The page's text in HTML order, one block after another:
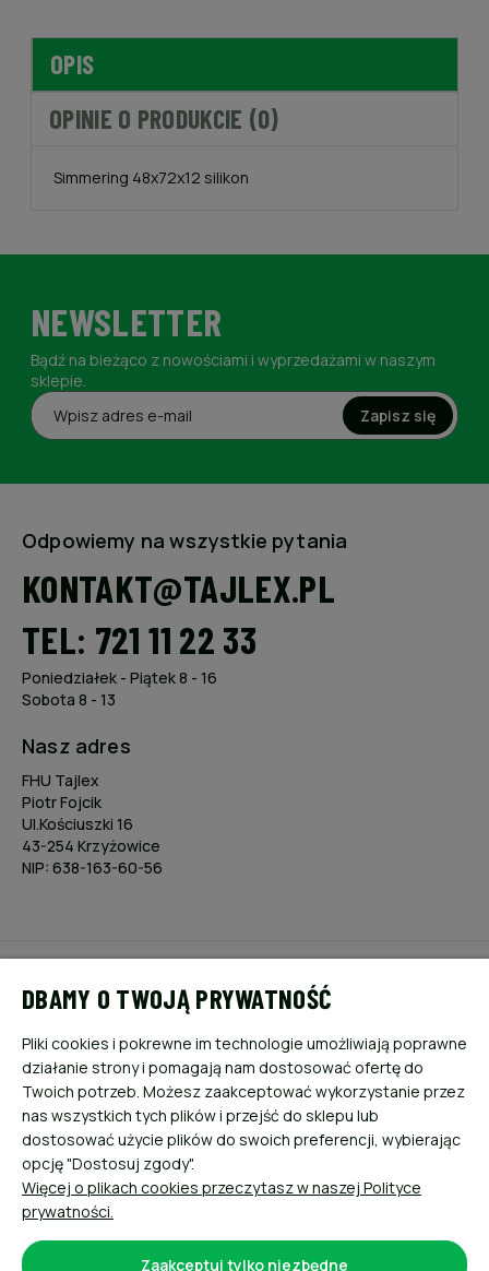
OPIS
OPINIE O PRODUKCIE (0)
Simmering 48x72x12 silikon
NEWSLETTER
Bądź na bieżąco z nowościami i wyprzedażami w naszym
sklepie.
Zapisz się
Odpowiemy na wszystkie pytania
KONTAKT@TAJLEX.PL
TEL: 721 11 22 33
Poniedziałek - Piątek 8 - 16
Sobota 8 - 13
Nasz adres
FHU Tajlex
Piotr Fojcik
Ul.Kościuszki 16
43-254 Krzyżowice
NIP: 638-163-60-56
PŁATNOŚCI I DOSTAWA
INFORMACJE
O NAS
DBAMY O TWOJĄ PRYWATNOŚĆ
Pliki cookies i pokrewne im technologie umożliwiają poprawne
działanie strony i pomagają nam dostosować ofertę do
Twoich potrzeb. Możesz zaakceptować wykorzystanie przez
nas wszystkich tych plików i przejść do sklepu lub
dostosować użycie plików do swoich preferencji, wybierając
opcję "Dostosuj zgody".
Więcej o plikach cookies przeczytasz w naszej Polityce
prywatności.
Zaakceptuj tylko niezbędne